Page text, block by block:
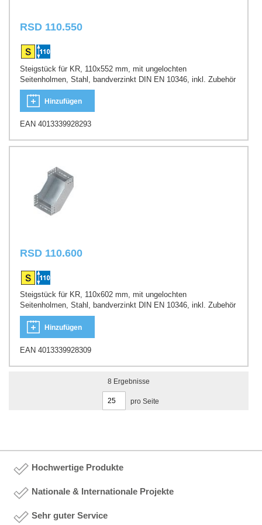
RSD 110.550
Steigstück für KR, 110x552 mm, mit ungelochten
Seitenholmen, Stahl, bandverzinkt DIN EN 10346, inkl. Zubehör
Hinzufügen
EAN 4013339928293
RSD 110.600
Steigstück für KR, 110x602 mm, mit ungelochten
Seitenholmen, Stahl, bandverzinkt DIN EN 10346, inkl. Zubehör
Hinzufügen
EAN 4013339928309
8 Ergebnisse
pro Seite
Hochwertige Produkte
Nationale & Internationale Projekte
Sehr guter Service